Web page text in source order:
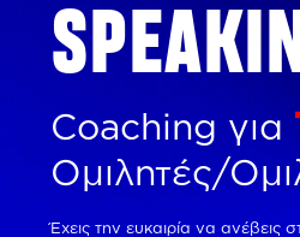
Coaching για
Ομιλητές/
Έχεις την ευκαιρία να ανέβεις